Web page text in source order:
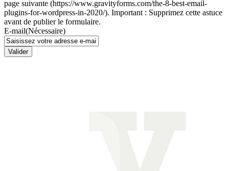
page suivante (https://www.gravityforms.com/the-8-best-email-
plugins-for-wordpress-in-2020/). Important : Supprimez cette astuce
avant de publier le formulaire.
E-mail(Nécessaire)
Valider